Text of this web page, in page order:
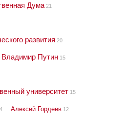
Дума 21
развития 20
Владимир Путин 15
университет 15
Алексей Гордеев 12